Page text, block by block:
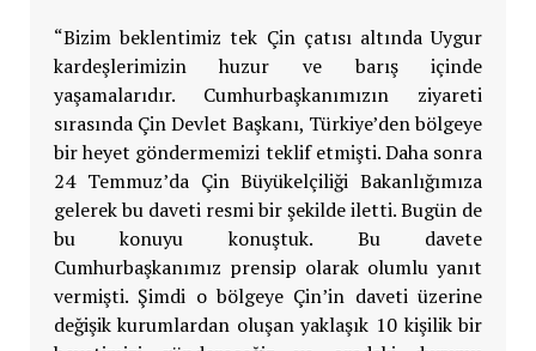
“Bizim beklentimiz tek Çin çatısı altında Uygur
kardeşlerimizin huzur ve barış içinde
yaşamalarıdır. Cumhurbaşkanımızın ziyareti
sırasında Çin Devlet Başkanı, Türkiye’den bölgeye
bir heyet göndermemizi teklif etmişti. Daha sonra
24 Temmuz’da Çin Büyükelçiliği Bakanlığımıza
gelerek bu daveti resmi bir şekilde iletti. Bugün de
bu konuyu konuştuk. Bu davete
Cumhurbaşkanımız prensip olarak olumlu yanıt
vermişti. Şimdi o bölgeye Çin’in daveti üzerine
değişik kurumlardan oluşan yaklaşık 10 kişilik bir